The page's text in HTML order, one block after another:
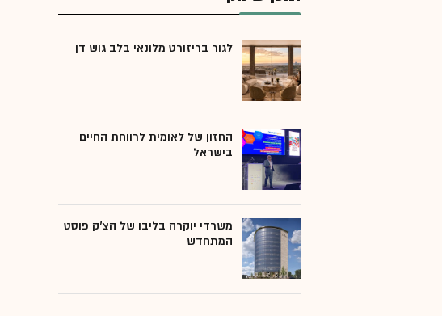
לגור בריזורט מלונאי בלב גוש דן
החזון של לאומית לרווחת החיים
בישראל
משרדי יוקרה בליבו של הצ'ק פוסט
המתחדש